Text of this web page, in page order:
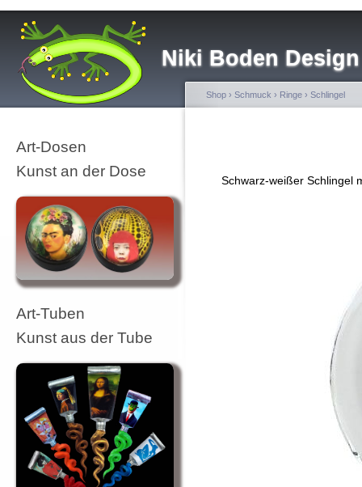
Niki Boden Design
Art-Dosen
Kunst an der Dose
Art-Tuben
Kunst aus der Tube
Shop › Schmuck › Ringe › Schlingel
Schwarz-weißer Schlingel